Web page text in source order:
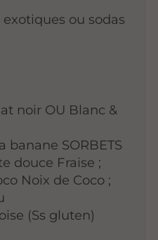
ou sodas
noir OU Blanc &
banane SORBETS
douce Fraise ;
Noix de Coco ;
(Ss gluten)